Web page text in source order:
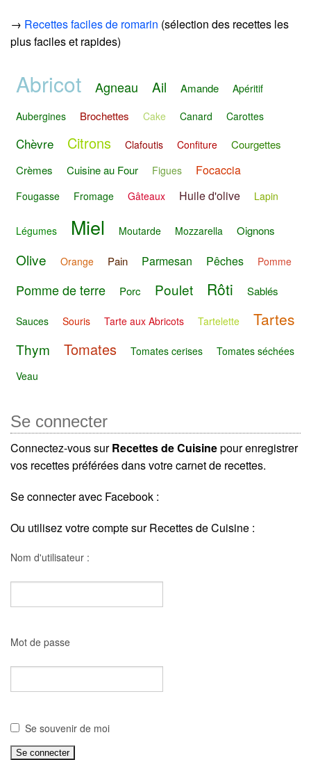
→ Recettes faciles de romarin (sélection des recettes les
plus faciles et rapides)
Abricot Agneau Ail Amande
Apéritif
Aubergines
Brochettes Cake Canard Carottes
Chèvre Citrons Clafoutis Confiture
Courgettes
Crèmes
Cuisine au Four Figues Focaccia
Fougasse Fromage Gâteaux Huile d'olive Lapin
Légumes Miel Moutarde Mozzarella Oignons
Olive Orange Pain Parmesan Pêches Pomme
Pomme de terre Porc Poulet Rôti Sablés
Sauces Souris Tarte aux Abricots Tartelette Tartes
Thym Tomates Tomates cerises
Tomates séchées
Veau
Se connecter
Connectez-vous surRecettes de Cuisinepour enregistrer
vos recettes préférées dans votre carnet de recettes.
Se connecter avec Facebook :
Ou utilisez votre compte sur Recettes de Cuisine :
Nom d'utilisateur :
Mot de passe
Se souvenir de moi